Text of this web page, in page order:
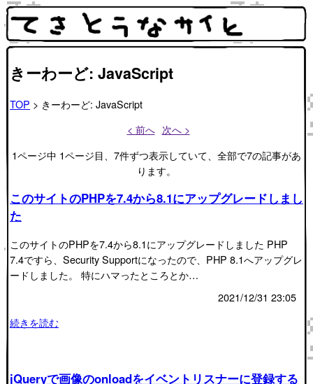
きーわーど: JavaScript
TOP > きーわーど: JavaScript
< 前へ 次へ >
1ページ中 1ページ目、7件ずつ表示していて、全部で7の記事があ
ります。
このサイトのPHPを7.4から8.1にアップグレードしまし
た
このサイトのPHPを7.4から8.1にアップグレードしました PHP
7.4ですら、Security Supportになったので、PHP 8.1へアップグレ
ードしました。 特にハマったところとか…
2021/12/31 23:05
続きを読む
jQueryで画像のonloadをイベントリスナーに登録する